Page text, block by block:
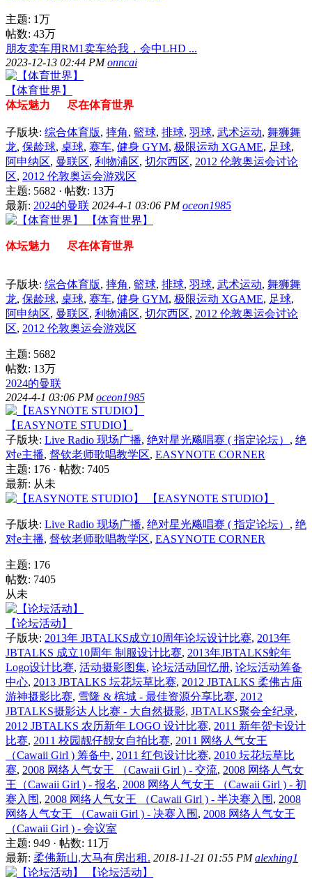
主题: 1万
帖数: 43万
朋友卖车用RM1卖车给我，会中LHD ...
2023-12-13 02:44 PMonncai
【体育世界】
体坛魅力 尽在体育世界
子版块: 综合体育版, 摔角, 籃球, 排球, 羽球, 武术运动, 舞狮舞
龙, 保龄球, 桌球, 赛车, 健身 GYM, 极限运动 XGAME, 足球,
阿申纳区, 曼联区, 利物浦区, 切尔西区, 2012 伦敦奥运会讨论
区, 2012 伦敦奥运会游戏区
主题: 5682 · 帖数: 13万
最新: 2024的曼联 2024-4-1 03:06 PMoceon1985
【体育世界】
体坛魅力 尽在体育世界
子版块: 综合体育版, 摔角, 籃球, 排球, 羽球, 武术运动, 舞狮舞
龙, 保龄球, 桌球, 赛车, 健身 GYM, 极限运动 XGAME, 足球,
阿申纳区, 曼联区, 利物浦区, 切尔西区, 2012 伦敦奥运会讨论
区, 2012 伦敦奥运会游戏区
主题: 5682
帖数: 13万
2024的曼联
2024-4-1 03:06 PMoceon1985
【EASYNOTE STUDIO】
子版块: Live Radio 现场广播, 绝对星光飚唱赛 ( 指定论坛） , 绝
对e主播, 督钦老师歌唱教学区, EASYNOTE CORNER
主题: 176 · 帖数: 7405
最新: 从未
【EASYNOTE STUDIO】
子版块: Live Radio 现场广播, 绝对星光飚唱赛 ( 指定论坛） , 绝
对e主播, 督钦老师歌唱教学区, EASYNOTE CORNER
主题: 176
帖数: 7405
从未
【论坛活动】
子版块: 2013年 JBTALKS成立10周年论坛设计比赛, 2013年
JBTALKS 成立10周年 制服设计比赛, 2013年JBTALKS蛇年
Logo设计比赛, 活动摄影图集, 论坛活动回忆册, 论坛活动筹备
中心, 2013 JBTALKS 坛花坛草比赛, 2012 JBTALKS 柔佛古庙
游神摄影比赛, 雪隆 & 槟城 - 最佳资源分享比赛, 2012
JBTALKS摄影达人比赛 - 大自然摄影, JBTALKS聚会全纪录,
2012 JBTALKS 农历新年 LOGO 设计比赛, 2011 新年贺卡设计
比赛, 2011 校园靓仔靓女自拍比赛, 2011 网络人气女王
（Cawaii Girl ) 筹备中, 2011 红包设计比赛, 2010 坛花坛草比
赛, 2008 网络人气女王 （Cawaii Girl ) - 交流, 2008 网络人气女
王（Cawaii Girl ) - 报名, 2008 网络人气女王 （Cawaii Girl ) - 初
赛入围 , 2008 网络人气女王 （Cawaii Girl ) - 半决赛入围 , 2008
网络人气女王 （Cawaii Girl ) - 决赛入围 , 2008 网络人气女王
（Cawaii Girl ) - 会议室
主题: 949 · 帖数: 11万
最新: 柔佛新山,大马有房出租. 2018-11-21 01:55 PMalexhing1
【论坛活动】